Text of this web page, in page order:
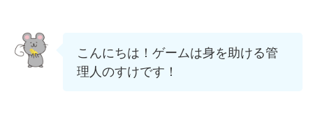
こんにちは！ゲームは身を助ける管
理人のすけです！